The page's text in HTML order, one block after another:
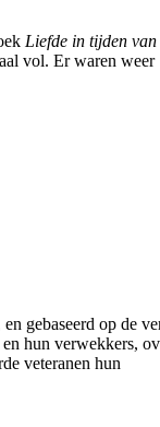
Liefde in tijden
vol. Er waren weer
gebaseerd op de
hun verwekkers,
veteranen hun